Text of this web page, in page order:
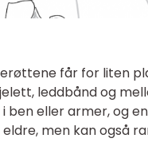
får for liten
leddbånd og
eller armer, og
men kan også